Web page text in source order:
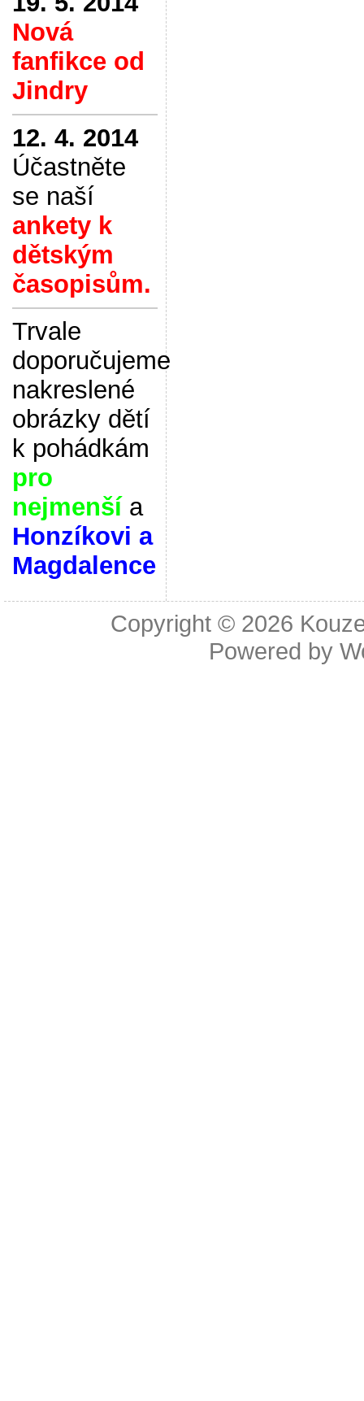
Nová
fanfikce od
Jindry
12. 4. 2014
Účastněte
se naší
ankety k
dětským
časopisům.
Trvale
doporučujeme
nakreslené
obrázky dětí
k pohádkám
pro
nejmenšía
Honzíkovi a
Magdalence
Copyright © 2026
Powered by